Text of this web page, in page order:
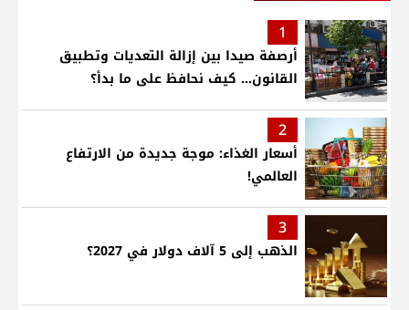
1
أرصفة صيدا بين إزالة التعديات وتطبيق
القانون... كيف نحافظ على ما بدأ؟
2
أسعار الغذاء: موجة جديدة من الارتفاع
العالمي!
3
الذهب إلى 5 آلاف دولار في 2027؟